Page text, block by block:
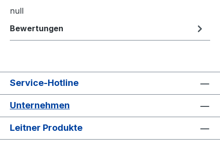
null
Bewertungen
Service-Hotline
Unternehmen
Leitner Produkte